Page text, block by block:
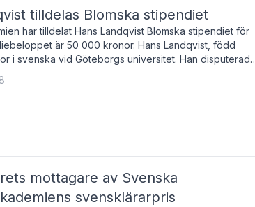
tilldelas Blomska stipendiet
har tilldelat Hans Landqvist Blomska stipendiet för
är 50 000 kronor. Hans Landqvist, född
i svenska vid Göteborgs universitet. Han disputerade
Författn
mottagare av Svenska
svensklärarpris